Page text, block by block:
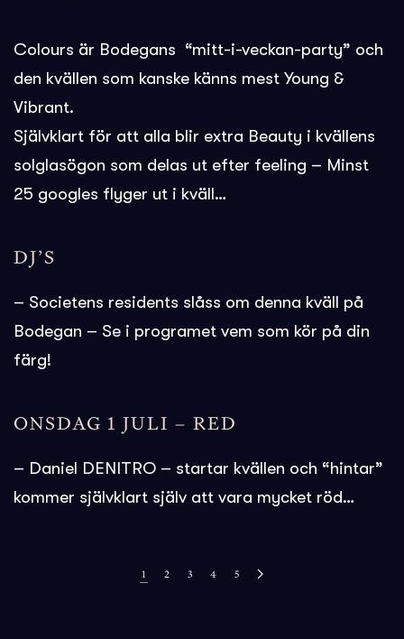
Colours är Bodegans “mitt-i-veckan-party” och
den kvällen som kanske känns mest Young &
Vibrant.
Självklart för att alla blir extra Beauty i kvällens
solglasögon som delas ut efter feeling – Minst
25 googles flyger ut i kväll…
DJ’S
– Societens residents slåss om denna kväll på
Bodegan – Se i programet vem som kör på din
färg!
ONSDAG 1 JULI – RED
– Daniel DENITRO – startar kvällen och “hintar”
kommer självklart själv att vara mycket röd…
1 2 3 4 5